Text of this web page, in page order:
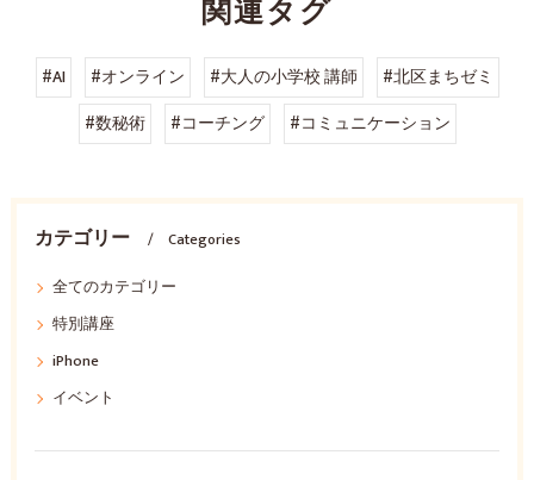
関連タグ
#AI #オンライン #大人の小学校 講師
#北区まちゼミ
#数秘術
#コーチング #コミュニケーション
カテゴリー
Categories
全てのカテゴリー
特別講座
iPhone
イベント